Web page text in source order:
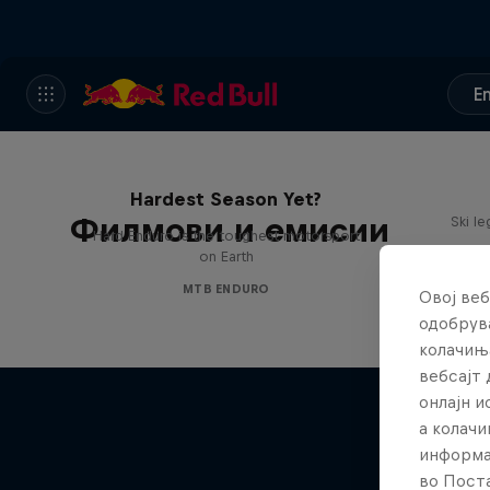
Филмови и емисии
Hardest Season Yet?
Hard Enduro is the toughest motorsport
on Earth
MTB ENDURO
Ski
Овој
онлајн
а
во